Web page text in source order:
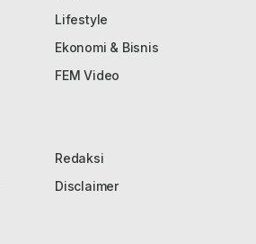
Lifestyle
Ekonomi & Bisnis
FEM Video
Redaksi
Disclaimer